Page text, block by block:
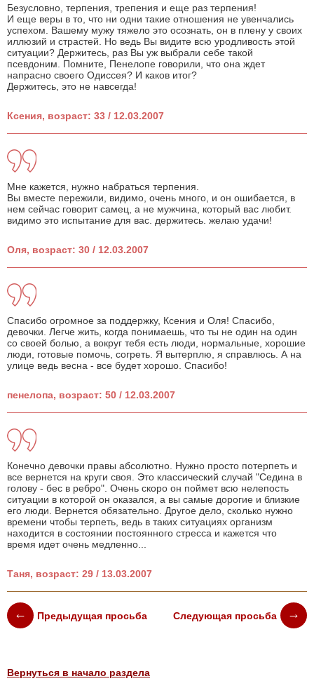
Безусловно, терпения, трепения и еще раз терпения!
И еще веры в то, что ни одни такие отношения не увенчались
успехом. Вашему мужу тяжело это осознать, он в плену у своих
иллюзий и страстей. Но ведь Вы видите всю уродливость этой
ситуации? Держитесь, раз Вы уж выбрали себе такой
псевдоним. Помните, Пенелопе говорили, что она ждет
напрасно своего Одиссея? И каков итог?
Держитесь, это не навсегда!
Ксения, возраст: 33 / 12.03.2007
Мне кажется, нужно набраться терпения.
Вы вместе пережили, видимо, очень много, и он ошибается, в
нем сейчас говорит самец, а не мужчина, который вас любит.
видимо это испытание для вас. держитесь. желаю удачи!
Оля, возраст: 30 / 12.03.2007
Спасибо огромное за поддержку, Ксения и Оля! Спасибо,
девочки. Легче жить, когда понимаешь, что ты не один на один
со своей болью, а вокруг тебя есть люди, нормальные, хорошие
люди, готовые помочь, согреть. Я вытерплю, я справлюсь. А на
улице ведь весна - все будет хорошо. Спасибо!
пенелопа, возраст: 50 / 12.03.2007
Конечно девочки правы абсолютно. Нужно просто потерпеть и
все вернется на круги своя. Это классический случай "Седина в
голову - бес в ребро". Очень скоро он поймет всю нелепость
ситуации в которой он оказался, а вы самые дорогие и близкие
его люди. Вернется обязательно. Другое дело, сколько нужно
времени чтобы терпеть, ведь в таких ситуациях организм
находится в состоянии постоянного стресса и кажется что
время идет очень медленно...
Таня, возраст: 29 / 13.03.2007
Предыдущая просьба Следующая просьба
Вернуться в начало раздела